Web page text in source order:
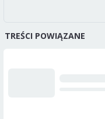
TREŚCI POWIĄZANE